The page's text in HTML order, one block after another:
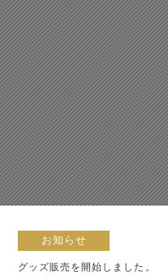
お知らせ
グッズ販売を開始しました。